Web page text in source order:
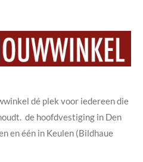
dé plek voor iedereen die
de hoofdvestiging in Den
en één in Keulen (Bildhaue